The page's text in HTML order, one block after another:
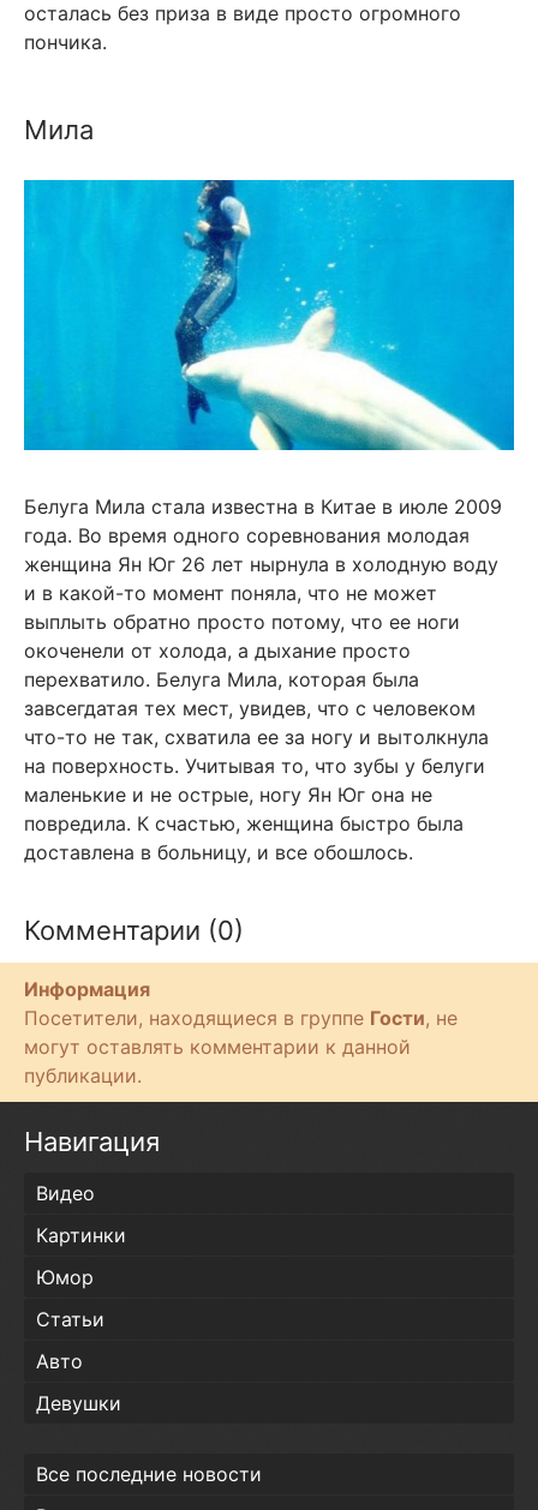
осталась без приза в виде просто огромного
пончика.
Мила
Белуга Мила стала известна в Китае в июле 2009
года. Во время одного соревнования молодая
женщина Ян Юг 26 лет нырнула в холодную воду
и в какой-то момент поняла, что не может
выплыть обратно просто потому, что ее ноги
окоченели от холода, а дыхание просто
перехватило. Белуга Мила, которая была
завсегдатая тех мест, увидев, что с человеком
что-то не так, схватила ее за ногу и вытолкнула
на поверхность. Учитывая то, что зубы у белуги
маленькие и не острые, ногу Ян Юг она не
повредила. К счастью, женщина быстро была
доставлена в больницу, и все обошлось.
Комментарии (0)
Информация
Посетители, находящиеся в группе Гости, не
могут оставлять комментарии к данной
публикации.
Навигация
Видео
Картинки
Юмор
Статьи
Авто
Девушки
Все последние новости